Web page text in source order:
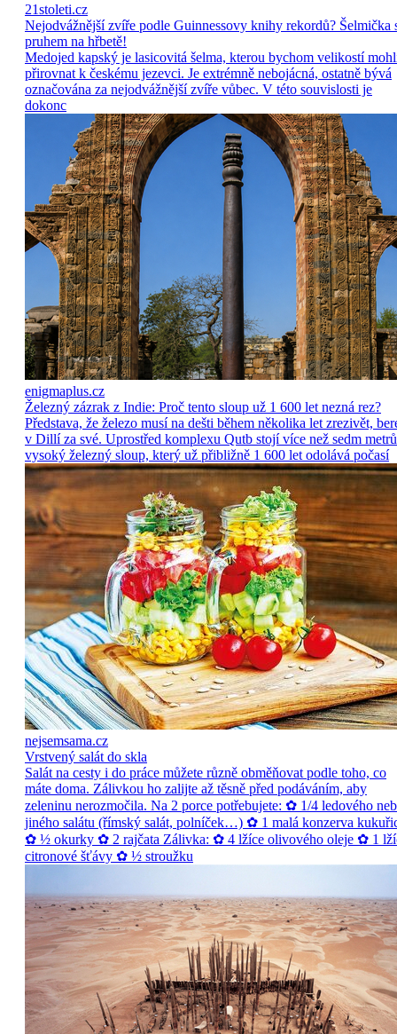
21stoleti.cz
Nejodvážnější zvíře podle Guinnessovy knihy rekordů? Šelmička
pruhem na hřbetě!
Medojed kapský je lasicovitá šelma, kterou bychom velikostí
přirovnat k českému jezevci. Je extrémně nebojácná, ostatně bývá
označována za nejodvážnější zvíře vůbec. V této souvislosti je
dokonc
enigmaplus.cz
Železný zázrak z Indie: Proč tento sloup už 1 600 let nezná rez?
Představa, že železo musí na dešti během několika let zrezivět,
v Dillí za své. Uprostřed komplexu Qutb stojí více než sedm metrů
vysoký železný sloup, který už přibližně 1 600 let odolává počasí
nejsemsama.cz
Vrstvený salát do skla
Salát na cesty i do práce můžete různě obměňovat podle toho, co
máte doma. Zálivkou ho zalijte až těsně před podáváním, aby
zeleninu nerozmočila. Na 2 porce potřebujete: ✿ 1/4 ledového
jiného salátu (římský salát, polníček…) ✿ 1 malá konzerva
✿ ½ okurky ✿ 2 rajčata Zálivka: ✿ 4 lžíce olivového oleje ✿ 1
citronové šťávy ✿ ½ stroužku